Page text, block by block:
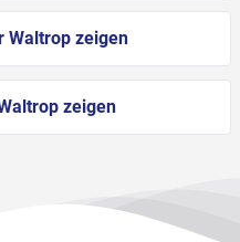
Waltrop zeigen
zeigen